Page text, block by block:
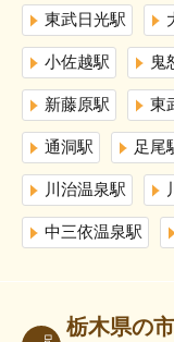
東武日光駅
小佐越駅 鬼
新藤原駅 東
通洞駅 足尾
川治温泉駅
中三依温泉駅
栃木県の